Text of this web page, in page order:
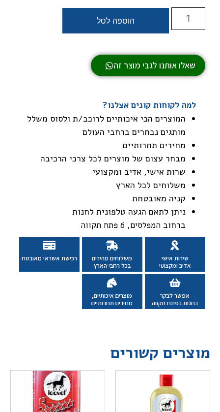
הוספה לסל
שאלו אותנו לגבי מוצר זה
למה לקוחות קונים אצלנו?
המוצרים הכי איכותיים לרוכב/ת ולסוס משלל
מותגים נבחרים ברחבי העולם
מחירים תחרותיים
מבחר עצום של מוצרים לכל צרכי הרכיבה
שרות אישי, אדיב ומקצועי
משלוחים לכל הארץ
קניה מאובטחת
ניתן לתאם הגעה טלפונית לחנות
ברחוב המפלסים, 6 פתח תקווה
שירות אישי
אדיב ומקצועי
משלוחים מהירים
בכל רחבי הארץ
רכישת אשראי מאובטח
אפשר לבקר
בחנות בפתח תקווה
מוצרים איכותיים,
מחירים תחרותיים
מוצרים קשורים